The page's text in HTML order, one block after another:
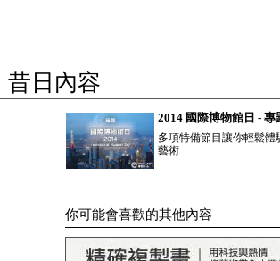
昔日內容
2014 國際博物館日 - 專
多項特備節目讓你輕鬆體
藝術
你可能會喜歡的其他內容